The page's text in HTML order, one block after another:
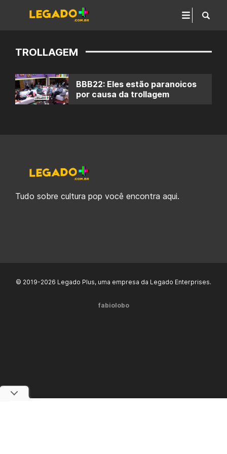
TROLLAGEM
BBB22: Eles estão paranoicos
por causa da trollagem
Tudo sobre cultura pop você encontra aqui.
© 2019-2026 Legado Plus, uma empresa da Legado Enterprises.
fabiolobo